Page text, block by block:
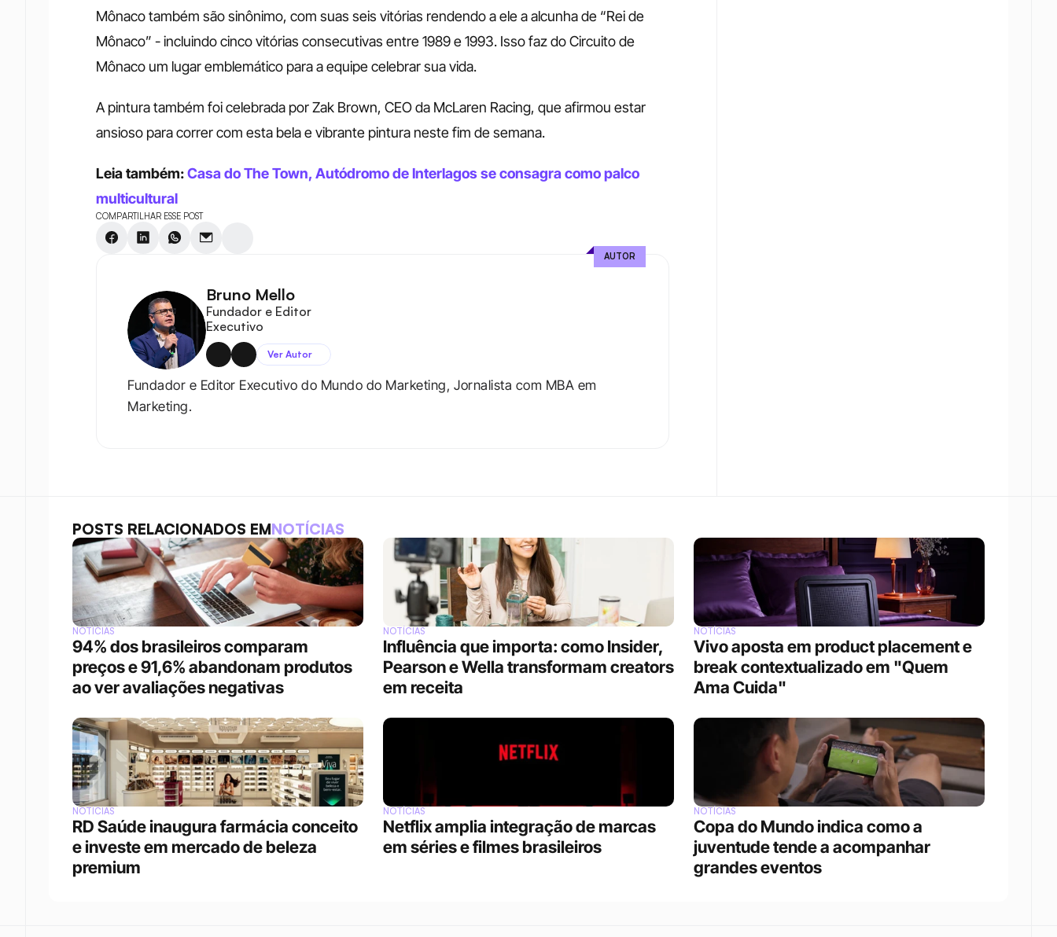
Mônaco também são sinônimo, com suas seis vitórias rendendo a ele a alcunha de “Rei de
Mônaco” - incluindo cinco vitórias consecutivas entre 1989 e 1993. Isso faz do Circuito de
Mônaco um lugar emblemático para a equipe celebrar sua vida.
A pintura também foi celebrada por Zak Brown, CEO da McLaren Racing, que afirmou estar
ansioso para correr com esta bela e vibrante pintura neste fim de semana.
Leia também: Casa do The Town, Autódromo de Interlagos se consagra como palco
multicultural
COMPARTILHAR ESSE POST
Bruno Mello
Fundador e Editor
Executivo
Ver Autor
Fundador e Editor Executivo do Mundo do Marketing, Jornalista com MBA em
Marketing.
AUTOR
POSTS RELACIONADOS EMNOTÍCIAS
NOTÍCIAS
94% dos brasileiros comparam
preços e 91,6% abandonam produtos
ao ver avaliações negativas
NOTÍCIAS
Influência que importa: como Insider,
Pearson e Wella transformam creators
em receita
NOTÍCIAS
Vivo aposta em product placement e
break contextualizado em "Quem
Ama Cuida"
NOTÍCIAS
RD Saúde inaugura farmácia conceito
e investe em mercado de beleza
premium
NOTÍCIAS
Netflix amplia integração de marcas
em séries e filmes brasileiros
NOTÍCIAS
Copa do Mundo indica como a
juventude tende a acompanhar
grandes eventos